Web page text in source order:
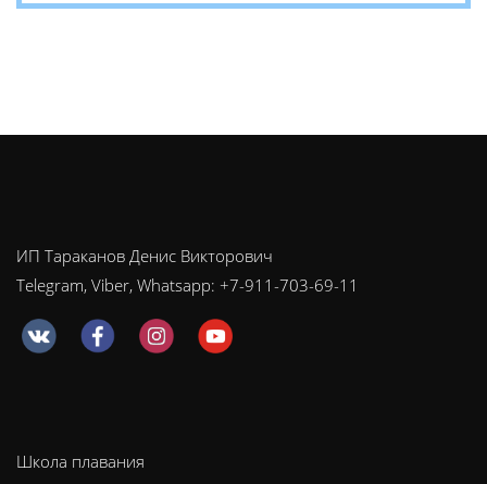
ИП Тараканов Денис Викторович
Telegram, Viber, Whatsapp: +7-911-703-69-11
Школа плавания